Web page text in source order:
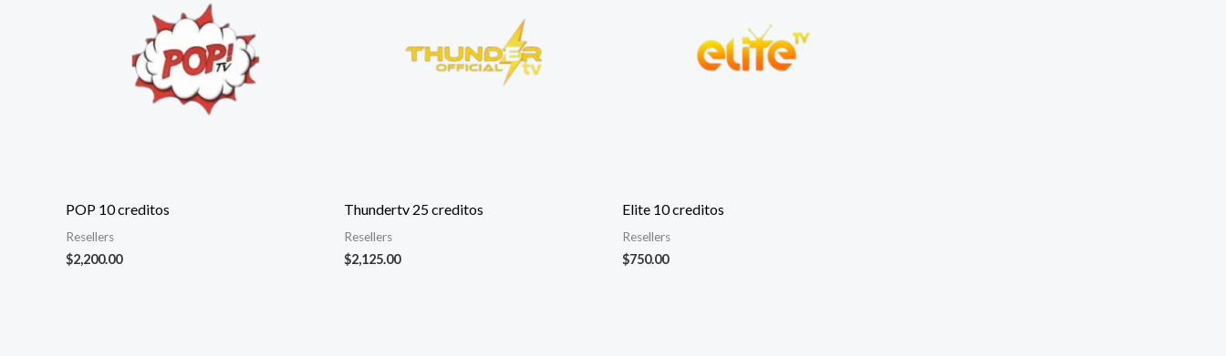
POP 10 creditos
Resellers
$2,200.00
Thundertv 25 creditos
Resellers
$2,125.00
Elite 10 creditos
Resellers
$750.00